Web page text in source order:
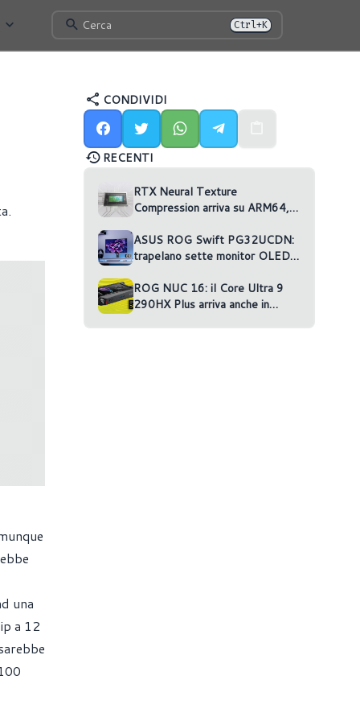
Cerca Ctrl+K
una
a 12
CONDIVIDI
RECENTI
RTX Neural Texture
Compression arriva su ARM64,
ASUS ROG Swift PG32UCDN:
trapelano sette monitor OLED
ROG NUC 16: il Core Ultra 9
290HX Plus arriva anche in